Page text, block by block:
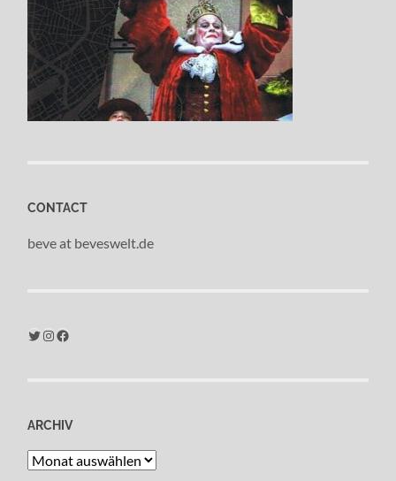
CONTACT
beve at beveswelt.de
Twitter Instagram Facebook
ARCHIV
Archiv